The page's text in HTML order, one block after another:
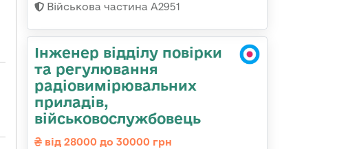
Військова частина А2951
Інженер відділу повірки
та регулювання
радіовимірювальних
приладів,
військовослужбовець
від 28000 до 30000 грн